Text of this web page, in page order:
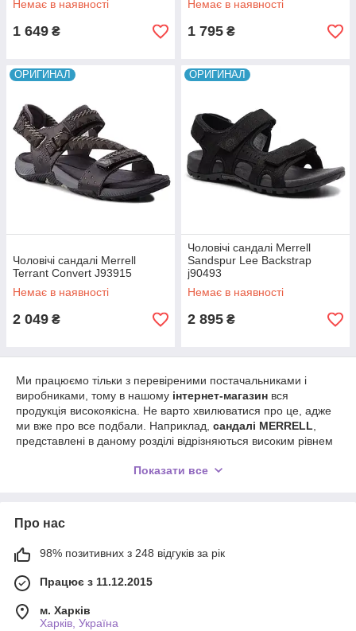
Немає в наявності
1 649 ₴
Немає в наявності
1 795 ₴
ОРИГИНАЛ
Чоловічі сандалі Merrell
Terrant Convert J93915
Немає в наявності
2 049 ₴
ОРИГИНАЛ
Чоловічі сандалі Merrell
Sandspur Lee Backstrap
j90493
Немає в наявності
2 895 ₴
Ми працюємо тільки з перевіреними постачальниками і
виробниками, тому в нашому інтернет-магазин вся
продукція високоякісна. Не варто хвилюватися про це, адже
ми вже про все подбали. Наприклад, сандалі MERRELL
представлені в даному розділі відрізняються високим рівнем
комфортно. Новітні розробки використовуються при їх
натуральные материалы, которые позволяют коже дышать,
зависимости от модели могут добавляться: синтетическая
предусмотрена специальная легкосохнущая подкладка с
появление неприятных запахов. Производитель тщательно
Показати все
Про нас
98% позитивних з 248 відгуків за рік
Працює з 11.12.2015
м. Харків
Харків, Україна